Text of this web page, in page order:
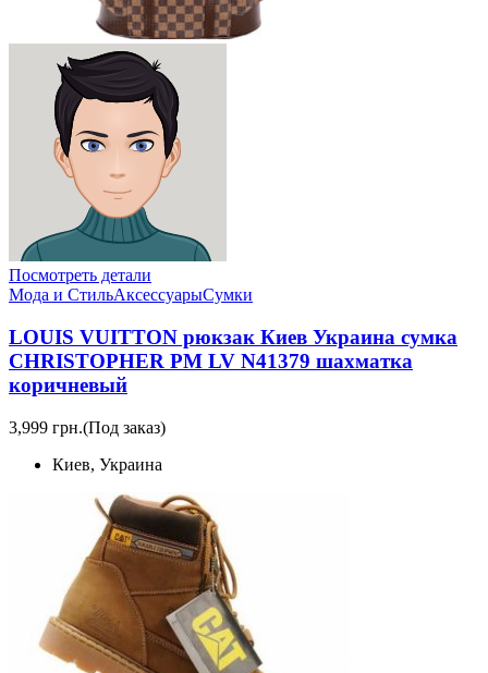
Посмотреть детали
Мода и СтильАксессуарыСумки
LOUIS VUITTON рюкзак Киев Украина сумка
CHRISTOPHER PM LV N41379 шахматка
коричневый
3,999 грн.(Под заказ)
Киев, Украина